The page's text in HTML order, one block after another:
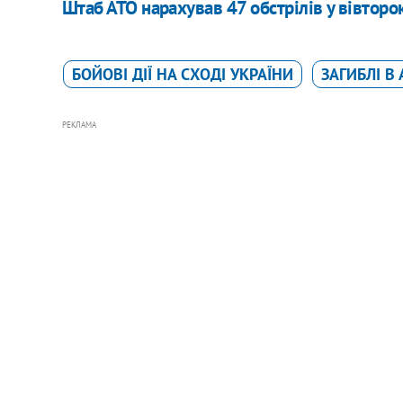
Штаб АТО нарахував 47 обстрілів у
БОЙОВІ ДІЇ НА СХОДІ УКРАЇНИ ЗАГИБЛІ В
РЕКЛАМА